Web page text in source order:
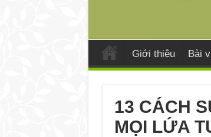
Giới thiệu Bài
13 CÁCH
MỌI LỨA